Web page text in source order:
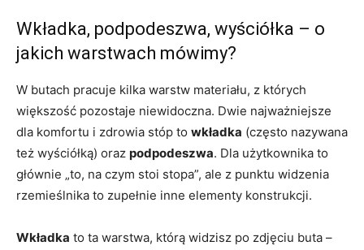
Wkładka, podpodeszwa, wyściółka – o
jakich warstwach mówimy?
W butach pracuje kilka warstw materiału, z których
większość pozostaje niewidoczna. Dwie najważniejsze
dla komfortu i zdrowia stóp to wkładka (często nazywana
też wyściółką) oraz podpodeszwa. Dla użytkownika to
głównie „to, na czym stoi stopa”, ale z punktu widzenia
rzemieślnika to zupełnie inne elementy konstrukcji.
Wkładka to ta warstwa, którą widzisz po zdjęciu buta –